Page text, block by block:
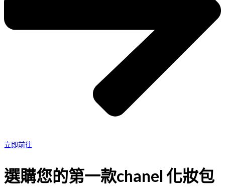
立即前往
選購您的第一款chanel 化妝包